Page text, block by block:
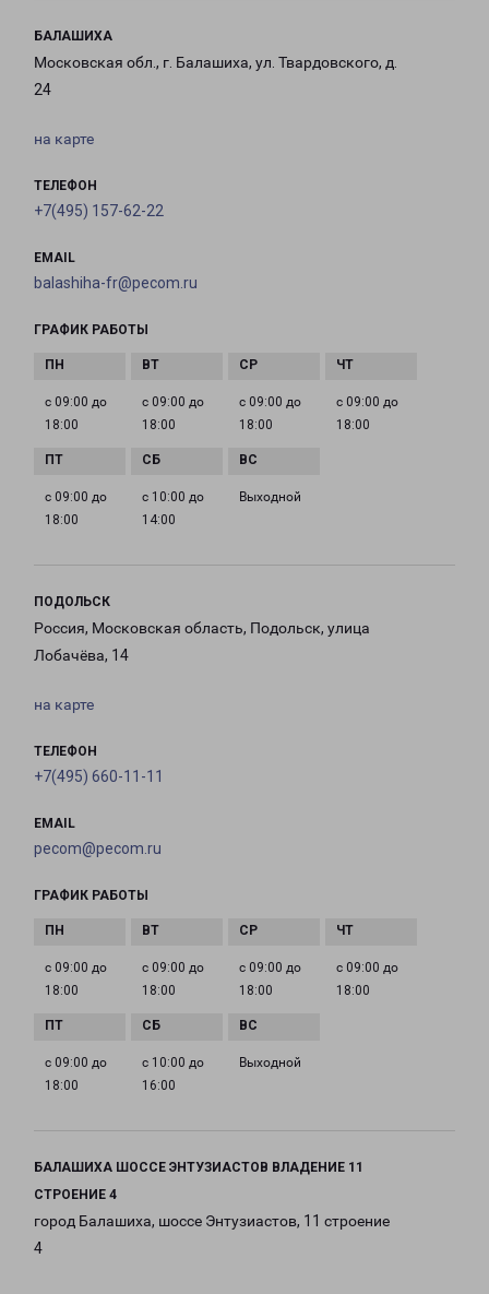
БАЛАШИХА
Московская обл., г. Балашиха, ул. Твардовского, д.
24
на карте
ТЕЛЕФОН
+7(495) 157-62-22
EMAIL
balashiha-fr@pecom.ru
ГРАФИК РАБОТЫ
с 09:00 до
18:00
с 09:00 до
18:00
с 09:00 до
18:00
с 09:00 до
18:00
с 09:00 до
18:00
с 10:00 до
14:00
Выходной
ПОДОЛЬСК
Россия, Московская область, Подольск, улица
Лобачёва, 14
на карте
ТЕЛЕФОН
+7(495) 660-11-11
EMAIL
pecom@pecom.ru
ГРАФИК РАБОТЫ
с 09:00 до
18:00
с 09:00 до
18:00
с 09:00 до
18:00
с 09:00 до
18:00
с 09:00 до
18:00
с 10:00 до
16:00
Выходной
БАЛАШИХА ШОССЕ ЭНТУЗИАСТОВ ВЛАДЕНИЕ 11
СТРОЕНИЕ 4
город Балашиха, шоссе Энтузиастов, 11 строение
4